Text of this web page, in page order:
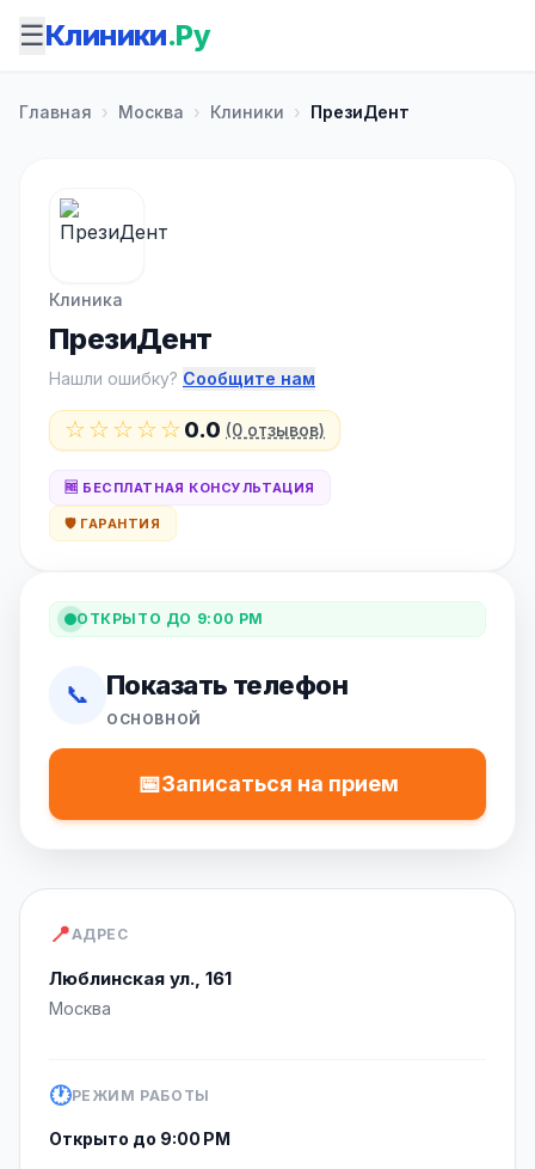
☰Клиники.Ру
Главная › Москва › Клиники › ПрезиДент
Клиника
ПрезиДент
Нашли ошибку? Сообщите нам
☆☆☆☆☆0.0 (0 отзывов)
🆓 БЕСПЛАТНАЯ КОНСУЛЬТАЦИЯ
🛡️ ГАРАНТИЯ
ОТКРЫТО ДО 9:00 PM
📞 Показать телефон
ОСНОВНОЙ
📅Записаться на прием
📍АДРЕС
Люблинская ул., 161
Москва
🕐РЕЖИМ РАБОТЫ
Открыто до 9:00 PM